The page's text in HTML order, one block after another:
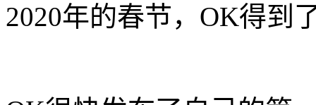
2020年的春节，OK得到